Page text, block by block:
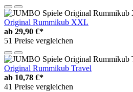
Original Rummikub XXL
ab 29,90 €*
51 Preise vergleichen
Original Rummikub Travel
ab 10,78 €*
41 Preise vergleichen